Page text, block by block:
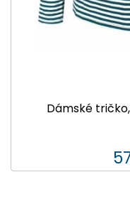
Dámské tričko,